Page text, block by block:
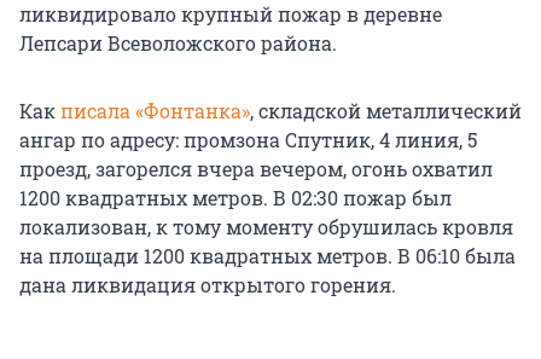
ликвидировало крупный пожар в деревне
Лепсари Всеволожского района.
Какписала «Фонтанка», складской металлический
ангар по адресу: промзона Спутник, 4 линия, 5
проезд, загорелся вчера вечером, огонь охватил
1200 квадратных метров. В 02:30 пожар был
локализован, к тому моменту обрушилась кровля
на площади 1200 квадратных метров. В 06:10 была
дана ликвидация открытого горения.